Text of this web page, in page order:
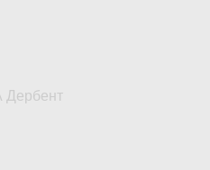
Дербент